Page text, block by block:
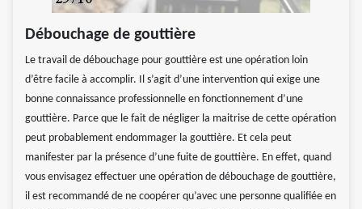
Débouchage de gouttière
Le travail de débouchage pour gouttière est une opération loin
d’être facile à accomplir. Il s’agit d’une intervention qui exige une
bonne connaissance professionnelle en fonctionnement d’une
gouttière. Parce que le fait de négliger la maitrise de cette opération
peut probablement endommager la gouttière. Et cela peut
manifester par la présence d’une fuite de gouttière. En effet, quand
vous envisagez effectuer une opération de débouchage de gouttière,
il est recommandé de ne coopérer qu’avec une personne qualifiée en